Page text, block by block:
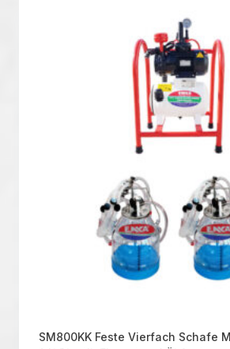
SM800KK Feste Vierfach Schafe